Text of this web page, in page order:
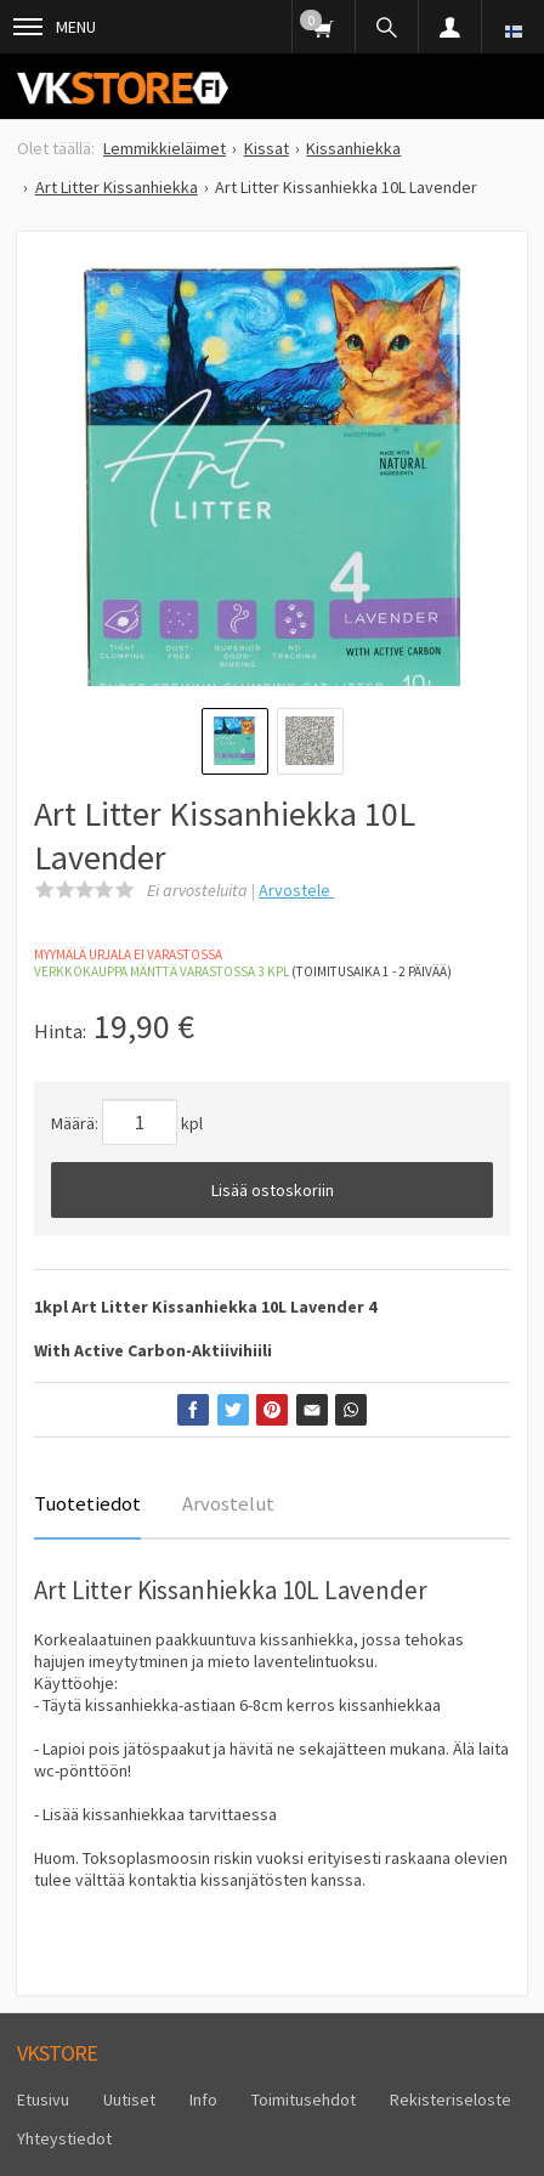
MENU 0
Lemmikkieläimet Kissat
Kissanhiekka
Art Litter Kissanhiekka
Art Litter Kissanhiekka 10L Lavender
Art Litter Kissanhiekka 10L
Lavender
Ei arvosteluita |Arvostele
MYYMÄLÄ URJALA EI VARASTOSSA
VERKKOKAUPPA MÄNTTÄVARASTOSSA 3 KPL(TOIMITUSAIKA 1 - 2 PÄIVÄÄ)
Hinta: 19,90 €
Määrä: kpl
Lisää ostoskoriin
1kpl Art Litter Kissanhiekka 10L Lavender 4
With Active Carbon-Aktiivihiili
Tuotetiedot Arvostelut
Art Litter Kissanhiekka 10L Lavender
Korkealaatuinen paakkuuntuva kissanhiekka, jossa tehokas
hajujen imeytytminen ja mieto laventelintuoksu.
Käyttöohje:
- Täytä kissanhiekka-astiaan 6-8cm kerros kissanhiekkaa
- Lapioi pois jätöspaakut ja hävitä ne sekajätteen mukana. Älä laita
wc-pönttöön!
- Lisää kissanhiekkaa tarvittaessa
Huom. Toksoplasmoosin riskin vuoksi erityisesti raskaana olevien
tulee välttää kontaktia kissanjätösten kanssa.
VKSTORE
Etusivu Uutiset Info Toimitusehdot
Rekisteriseloste
Yhteystiedot